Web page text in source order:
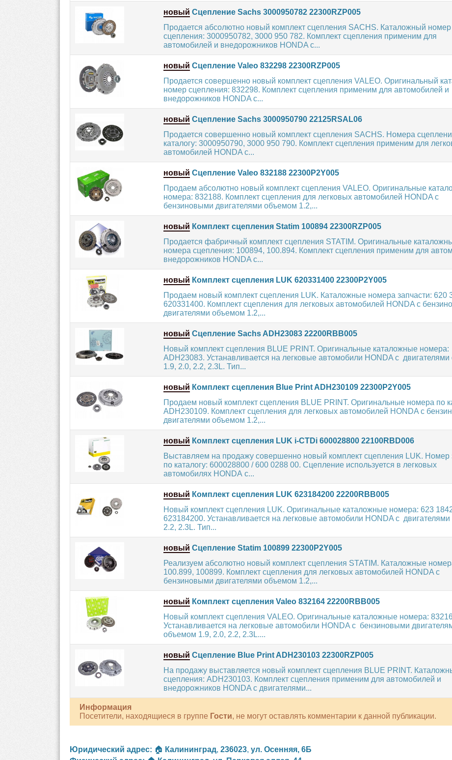
новый Сцепление Sachs 3000950782 22300RZP005
Продается абсолютно новый комплект сцепления SACHS. Каталожный номер
сцепления: 3000950782, 3000 950 782. Комплект сцепления применим для
автомобилей и внедорожников HONDA с...
новый Сцепление Valeo 832298 22300RZP005
Продается совершенно новый комплект сцепления VALEO. Оригинальный
номер сцепления: 832298. Комплект сцепления применим для автомобилей и
внедорожников HONDA с...
новый Сцепление Sachs 3000950790 22125RSAL06
Продается совершенно новый комплект сцепления SACHS. Номера
каталогу: 3000950790, 3000 950 790. Комплект сцепления применим для
автомобилей HONDA с...
новый Сцепление Valeo 832188 22300P2Y005
Продаем абсолютно новый комплект сцепления VALEO. Оригинальные
номера: 832188. Комплект сцепления для легковых автомобилей HONDA с
бензиновыми двигателями объемом 1.2,...
новый Комплект сцепления Statim 100894 22300RZP005
Продается фабричный комплект сцепления STATIM. Оригинальные
номера сцепления: 100894, 100.894. Комплект сцепления применим для
внедорожников HONDA с...
новый Комплект сцепления LUK 620331400 22300P2Y005
Продаем новый комплект сцепления LUK. Каталожные номера запчасти: 620
620331400. Комплект сцепления для легковых автомобилей HONDA с
двигателями объемом 1.2,...
новый Сцепление Sachs ADH23083 22200RBB005
Новый комплект сцепления BLUE PRINT. Оригинальные каталожные номера:
ADH23083. Устанавливается на легковые автомобили HONDA с
1.9, 2.0, 2.2, 2.3L. Тип...
новый Комплект сцепления Blue Print ADH230109 22300P2Y005
Продаем новый комплект сцепления BLUE PRINT. Оригинальные номера по
ADH230109. Комплект сцепления для легковых автомобилей HONDA с
двигателями объемом 1.2,...
новый Комплект сцепления LUK i-CTDi 600028800 22100RBD006
Выставляем на продажу совершенно новый комплект сцепления LUK. Номер
по каталогу: 600028800 / 600 0288 00. Сцепление используется в легковых
автомобилях HONDA с...
новый Комплект сцепления LUK 623184200 22200RBB005
Новый комплект сцепления LUK. Оригинальные каталожные номера: 623
623184200. Устанавливается на легковые автомобили HONDA с двигателями
2.2, 2.3L. Тип...
новый Сцепление Statim 100899 22300P2Y005
Реализуем абсолютно новый комплект сцепления STATIM. Каталожные
100.899, 100899. Комплект сцепления для легковых автомобилей HONDA с
бензиновыми двигателями объемом 1.2,...
новый Комплект сцепления Valeo 832164 22200RBB005
Новый комплект сцепления VALEO. Оригинальные каталожные номера:
Устанавливается на легковые автомобили HONDA с бензиновыми
объемом 1.9, 2.0, 2.2, 2.3L....
новый Сцепление Blue Print ADH230103 22300RZP005
На продажу выставляется новый комплект сцепления BLUE PRINT.
сцепления: ADH230103. Комплект сцепления применим для автомобилей и
внедорожников HONDA с двигателями...
Информация
Посетители, находящиеся в группе Гости, не могут оставлять комментарии к данной публикации.
Юридический адрес: 🏠 Калининград, 236023, ул. Осенняя, 6Б